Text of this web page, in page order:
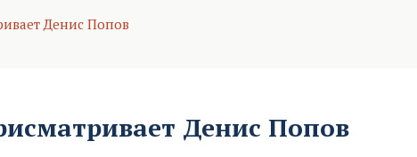
Денис Попов
Денис Попов